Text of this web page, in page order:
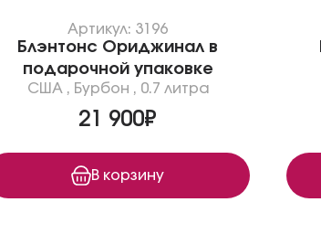
Артикул: 3196
Блэнтонс Ориджинал в
подарочной упаковке
США , Бурбон , 0.7 литра
21 900₽
В корзину